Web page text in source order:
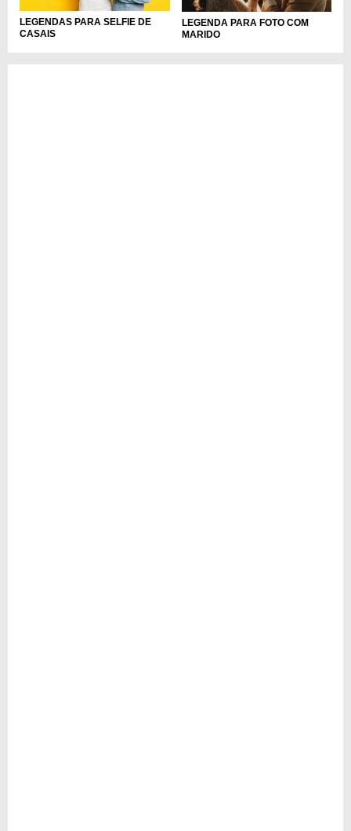
LEGENDAS PARA SELFIE DE
CASAIS
LEGENDA PARA FOTO COM
MARIDO